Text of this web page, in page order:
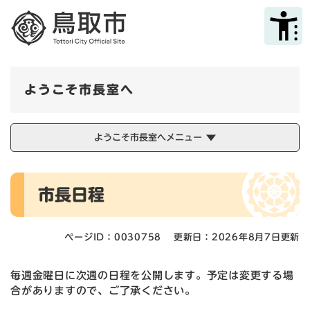
メニューを飛ばして本文へ
ようこそ市長室へ
ようこそ市長室へメニュー
本
市長日程
ページID：0030758 更新日：2026年8月7日更新
毎週金曜日に次週の日程を公開します。予定は変更する場
合がありますので、ご了承ください。